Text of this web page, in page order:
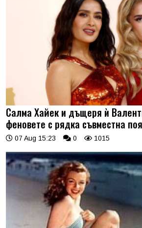
Салма Хайек и дъщеря ѝ
феновете с рядка съвместна
07 Aug 15:23 0 1015